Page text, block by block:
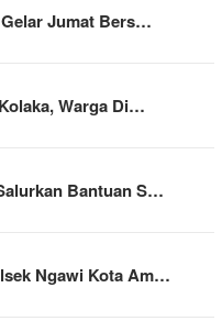
Jumat Bers…
Warga Di…
Bantuan S…
Ngawi Kota Am…